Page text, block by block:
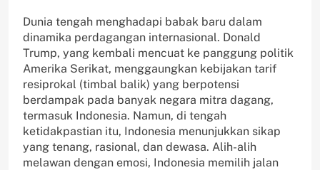
Dunia tengah menghadapi babak baru dalam
dinamika perdagangan internasional. Donald
Trump, yang kembali mencuat ke panggung politik
Amerika Serikat, menggaungkan kebijakan tarif
resiprokal (timbal balik) yang berpotensi
berdampak pada banyak negara mitra dagang,
termasuk Indonesia. Namun, di tengah
ketidakpastian itu, Indonesia menunjukkan sikap
yang tenang, rasional, dan dewasa. Alih-alih
melawan dengan emosi, Indonesia memilih jalan